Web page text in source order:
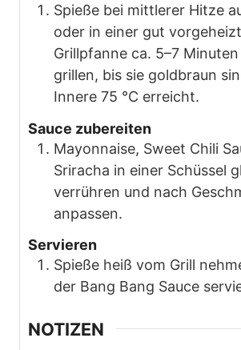
Spieße bei mittlerer Hitze
oder in einer gut
Grillpfanne ca. 5–7
grillen, bis sie goldbraun
Innere 75 °C erreicht.
Sauce zubereiten
Mayonnaise, Sweet Chili
Sriracha in einer Schüssel
verrühren und nach
anpassen.
Servieren
Spieße heiß vom Grill
der Bang Bang Sauce
NOTIZEN